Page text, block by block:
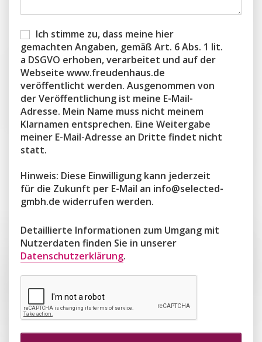
Ich stimme zu, dass meine hier
gemachten Angaben, gemäß Art. 6 Abs. 1 lit.
a DSGVO erhoben, verarbeitet und auf der
Webseite www.freudenhaus.de
veröffentlicht werden. Ausgenommen von
der Veröffentlichung ist meine E-Mail-
Adresse. Mein Name muss nicht meinem
Klarnamen entsprechen. Eine Weitergabe
meiner E-Mail-Adresse an Dritte findet nicht
statt.
Hinweis: Diese Einwilligung kann jederzeit
für die Zukunft per E-Mail an info@selected-
gmbh.de widerrufen werden.
Detaillierte Informationen zum Umgang mit
Nutzerdaten finden Sie in unserer
Datenschutzerklärung.